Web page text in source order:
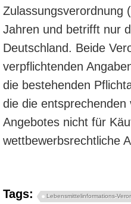
Zulassungsverordnung
Jahren und betrifft nur
Deutschland. Beide
verpflichtenden
die bestehenden
die die
Angebotes nicht für
wettbewerbsrechtliche
Tags: Lebensmittelinformations-